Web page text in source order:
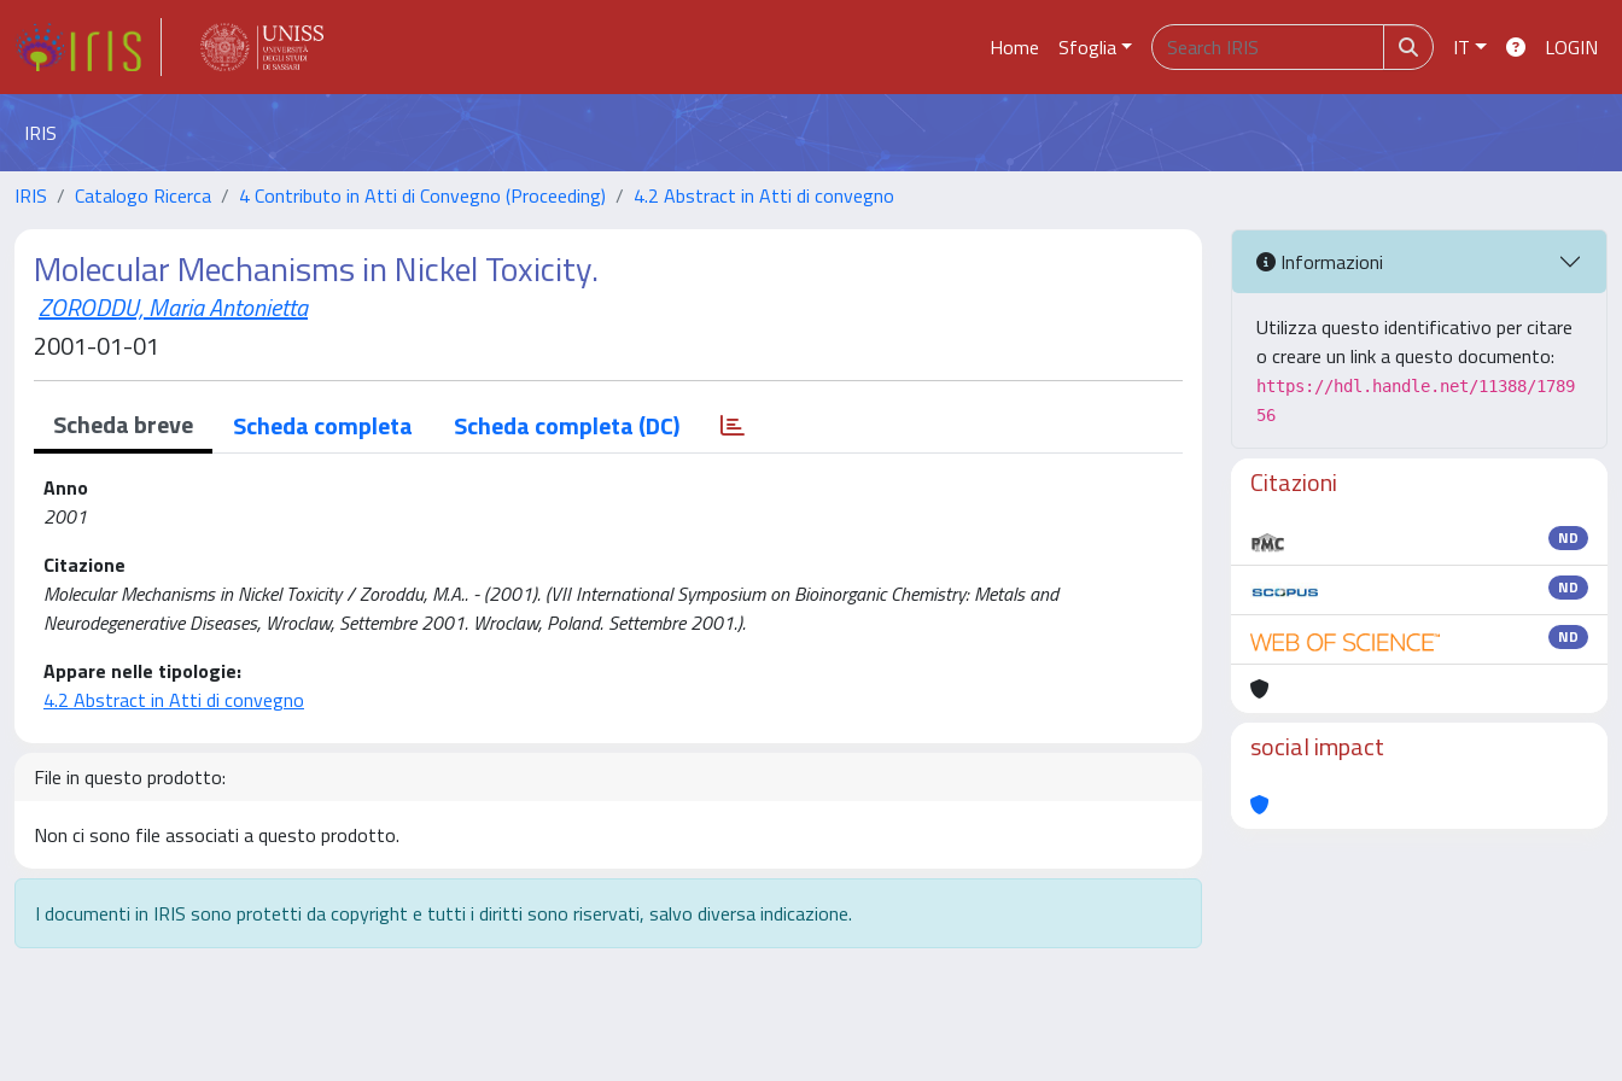
Home Sfoglia IT LOGIN
IRIS
IRIS Catalogo Ricerca 4 Contributo in Atti di Convegno (Proceeding) 4.2 Abstract in Atti di convegno
Molecular Mechanisms in Nickel Toxicity.
ZORODDU, Maria Antonietta
2001-01-01
Scheda breve Scheda completa Scheda completa (DC)
Anno
2001
Citazione
Molecular Mechanisms in Nickel Toxicity / Zoroddu, M.A.. - (2001). (VII International Symposium on Bioinorganic Chemistry: Metals and
Neurodegenerative Diseases, Wroclaw, Settembre 2001. Wroclaw, Poland. Settembre 2001.).
Appare nelle tipologie:
4.2 Abstract in Atti di convegno
File in questo prodotto:
Non ci sono file associati a questo prodotto.
I documenti in IRIS sono protetti da copyright e tutti i diritti sono riservati, salvo diversa indicazione.
Informazioni
Utilizza questo identificativo per citare
o creare un link a questo documento:
https://hdl.handle.net/11388/1789
56
Citazioni
ND
ND
ND
social impact